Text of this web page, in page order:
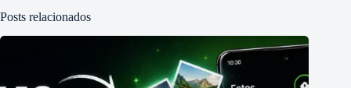
Posts relacionados